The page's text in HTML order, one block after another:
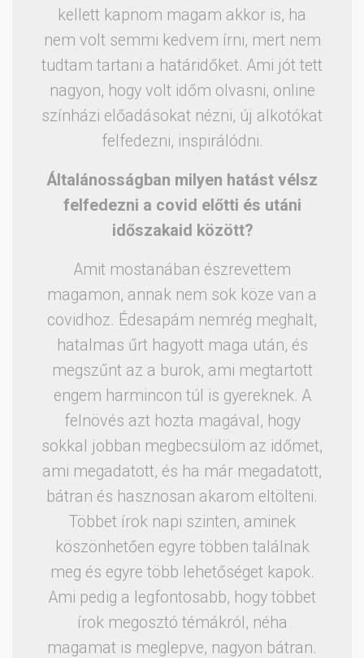
kellett kapnom magam akkor is, ha
nem volt semmi kedvem írni, mert nem
tudtam tartani a határidőket. Ami jót tett
nagyon, hogy volt időm olvasni, online
színházi előadásokat nézni, új alkotókat
felfedezni, inspirálódni.
Általánosságban milyen hatást vélsz
felfedezni a covid előtti és utáni
időszakaid között?
Amit mostanában észrevettem
magamon, annak nem sok köze van a
covidhoz. Édesapám nemrég meghalt,
hatalmas űrt hagyott maga után, és
megszűnt az a burok, ami megtartott
engem harmincon túl is gyereknek. A
felnövés azt hozta magával, hogy
sokkal jobban megbecsülöm az időmet,
ami megadatott, és ha már megadatott,
bátran és hasznosan akarom eltölteni.
Többet írok napi szinten, aminek
köszönhetően egyre többen találnak
meg és egyre több lehetőséget kapok.
Ami pedig a legfontosabb, hogy többet
írok megosztó témákról, néha
magamat is meglepve, nagyon bátran.